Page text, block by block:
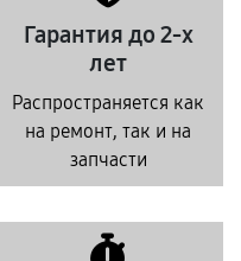
Гарантия до 2-х
лет
Распространяется как
на ремонт, так и на
запчасти